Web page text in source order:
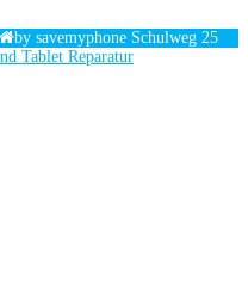
by savemyphone Schulweg 25